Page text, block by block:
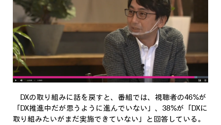
DXの取り組みに話を戻すと、番組では、視聴者の46%が
「DX推進中だが思うように進んでいない」、38%が「DXに
取り組みたいがまだ実施できていない」と回答している。